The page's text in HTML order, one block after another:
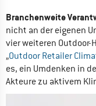
Branchenweite
nicht an der eigenen
vier weiteren Outdoor-
„Outdoor Retailer
es, ein Umdenken in
Akteure zu aktivem